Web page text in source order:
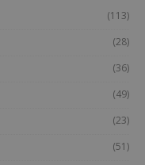
(113)
(28)
(36)
(49)
(23)
(51)